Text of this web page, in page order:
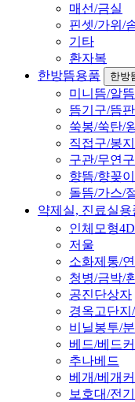
매선/금실
핀셋/가위/
기타
환자복
한방뜸용품
한방
미니뜸/알
뜸기구/뜸
쑥봉/쑥탄/
직접구/봉
구관/무연
향뜸/향꽂
돌뜸/가스/
약제실, 진료실용
인체모형
저울
소화제통/
청병/금박/
공진단상자
경옥고단
비닐봉투/
베드/베드
추나베드
베개/베개
보호대/전